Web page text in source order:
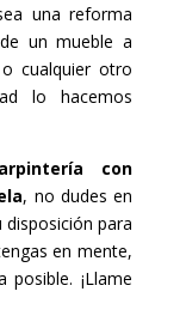
una reforma
un mueble a
cualquier otro
lo hacemos
con
, no dudes en
para
en mente,
¡Llame